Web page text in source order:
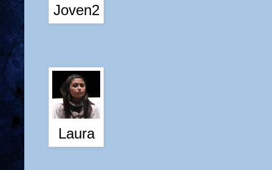
Joven2
Laura